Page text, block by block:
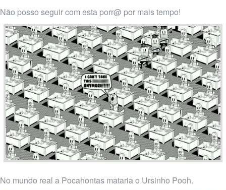
Não posso seguir com esta porr@ por mais tempo!
No mundo real a Pocahontas mataria o Ursinho Pooh.